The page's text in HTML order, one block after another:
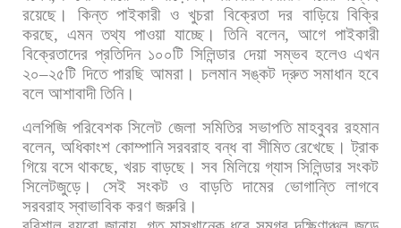
রয়েছে।
কিন্ত পাইকারী ও খুচরা বিক্রেতা দর বাড়িয়ে বিক্রি
করছে, এমন তথ্য পাওয়া যাচ্ছে। তিনি বলেন,আগে পাইকারী
বিক্রেতাদের প্রতিদিন ১০০টি সিলিন্ডার দেয়া সম্ভব হলেও এখন
২০–২৫টি দিতে পারছি আমরা। চলমান সঙ্কট দ্রুত সমাধান হবে
বলে আশাবাদী তিনি।
এলপিজি পরিবেশক সিলেট জেলা সমিতির সভাপতি মাহবুবর রহমান
বলেন, অধিকাংশ কোম্পানি সরবরাহ বন্ধ বা সীমিত রেখেছে। ট্রাক
গিয়ে বসে থাকছে,খরচ বাড়ছে। সব মিলিয়ে গ্যাস সিলিন্ডার সংকট
সিলেটজুড়ে।
সেই সংকট ও বাড়তি দামের ভোগান্তি লাগবে
সরবরাহ স্বাভাবিক করণ জরুরি।